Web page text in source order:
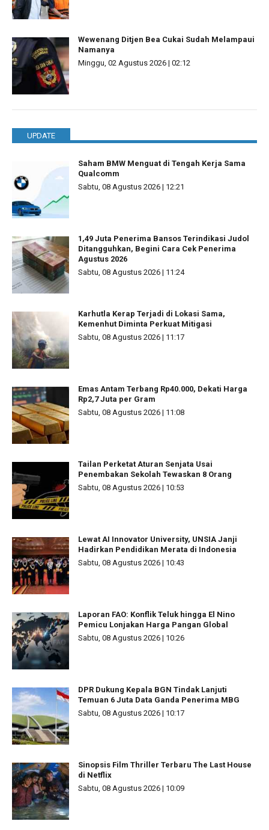
Wewenang Ditjen Bea Cukai Sudah Melampaui
Namanya
Minggu, 02 Agustus 2026 | 02:12
UPDATE
Saham BMW Menguat di Tengah Kerja Sama
Qualcomm
Sabtu, 08 Agustus 2026 | 12:21
1,49 Juta Penerima Bansos Terindikasi Judol
Ditangguhkan, Begini Cara Cek Penerima
Agustus 2026
Sabtu, 08 Agustus 2026 | 11:24
Karhutla Kerap Terjadi di Lokasi Sama,
Kemenhut Diminta Perkuat Mitigasi
Sabtu, 08 Agustus 2026 | 11:17
Emas Antam Terbang Rp40.000, Dekati Harga
Rp2,7 Juta per Gram
Sabtu, 08 Agustus 2026 | 11:08
Tailan Perketat Aturan Senjata Usai
Penembakan Sekolah Tewaskan 8 Orang
Sabtu, 08 Agustus 2026 | 10:53
Lewat AI Innovator University, UNSIA Janji
Hadirkan Pendidikan Merata di Indonesia
Sabtu, 08 Agustus 2026 | 10:43
Laporan FAO: Konflik Teluk hingga El Nino
Pemicu Lonjakan Harga Pangan Global
Sabtu, 08 Agustus 2026 | 10:26
DPR Dukung Kepala BGN Tindak Lanjuti
Temuan 6 Juta Data Ganda Penerima MBG
Sabtu, 08 Agustus 2026 | 10:17
Sinopsis Film Thriller Terbaru The Last House
di Netflix
Sabtu, 08 Agustus 2026 | 10:09